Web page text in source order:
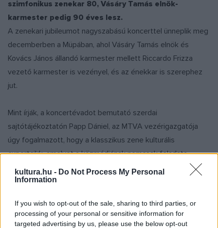
kultura.hu - Do Not Process My Personal
Information
If you wish to opt-out of the sale, sharing to third parties, or
processing of your personal or sensitive information for
targeted advertising by us, please use the below opt-out
szimfonikus zenekar 80, Vásáry Tamás elnök-
karmester pedig 90 éves lesz.
A zenekari jubileumot nagyszabású koncerttel ünneplik meg
decemberben a Müpában, ahol Vásáry Tamás elnök és
Kovács János állandó karmester mellett Riccardo Frizza
vezető karmester is vezényel, és az énekkar is szerephez
jut.
Mint írják, a koncertévadot bemutató szerdai
sajtótájékoztatón Papp Dániel, az MTVA vezérigazgatója
úgy fogalmazott, hogy a klasszikus zene kulturális
exportcikk, amelyet a közmédiának nemcsak feladata,
hanem küldetése is terjeszteni. „Örömmel járulunk hozzá a
magyar és az egyetemes zenekultúra népszerűsítéséhez a
Devich Márton, az MRME ügyvezető igazgatója azt mondta,